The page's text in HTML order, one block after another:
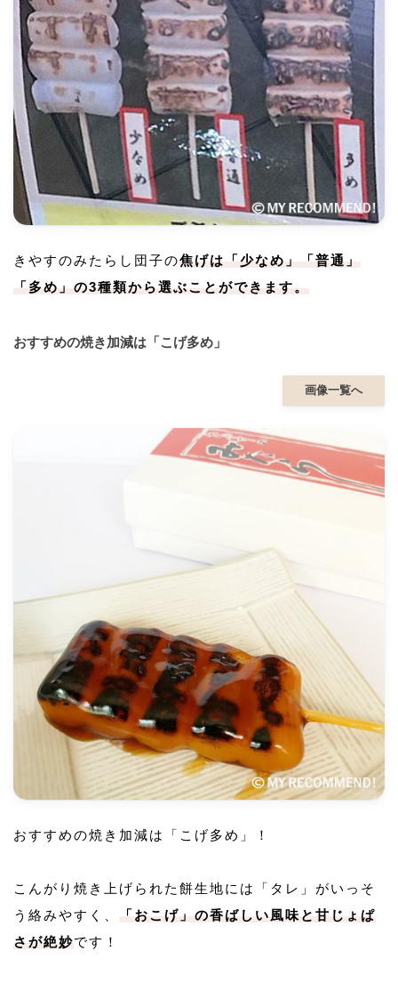
きやすのみたらし団子の焦げは「少なめ」「普通」
「多め」の3種類から選ぶことができます。
おすすめの焼き加減は「こげ多め」
画像一覧へ
おすすめの焼き加減は「こげ多め」！
こんがり焼き上げられた餅生地には「タレ」がいっそ
う絡みやすく、
「おこげ」の香ばしい風味と甘じょぱ
さが絶妙です！